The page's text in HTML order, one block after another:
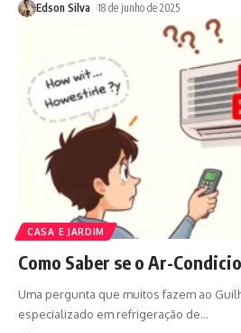
Edson Silva 18 de junho de 2025
CASA E JARDIM
Como Saber se o Ar-
Uma pergunta que muitos fazem ao
especializado em refrigeração de…